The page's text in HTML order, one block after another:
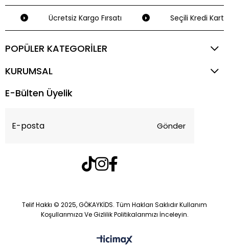
Ücretsiz Kargo Fırsatı Seçili Kredi
POPÜLER KATEGORİLER
KURUMSAL
E-Bülten Üyelik
Gönder
Telif Hakkı © 2025, GÖKAYKİDS. Tüm Hakları Saklıdır Kullanım
Koşullarımıza Ve Gizlilik Politikalarımızı İnceleyin.